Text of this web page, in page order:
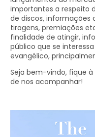
importantes a respeito
de discos, informações
tiragens, premiações
finalidade de atingir,
público que se
evangélico,
Seja bem-vindo, fique
de nos acompanhar!